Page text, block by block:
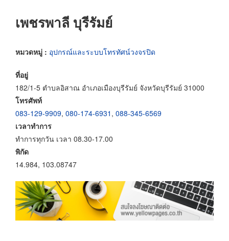
เพชรพาลี บุรีรัมย์
หมวดหมู่ : อุปกรณ์และระบบโทรทัศน์วงจรปิด
ที่อยู่
182/1-5 ตำบลอิสาณ อำเภอเมืองบุรีรัมย์ จังหวัดบุรีรัมย์ 31000
โทรศัพท์
083-129-9909, 080-174-6931 , 088-345-6569
เวลาทำการ
ทำการทุกวัน เวลา 08.30-17.00
พิกัด
14.984, 103.08747